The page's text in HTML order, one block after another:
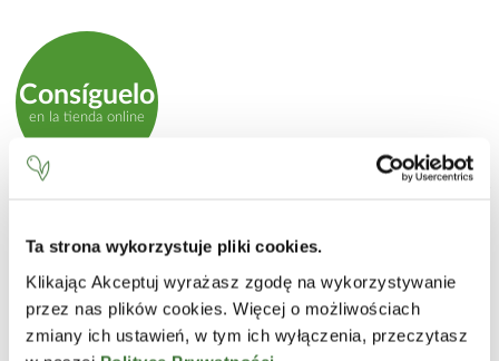
Ta strona wykorzystuje pliki cookies.
Klikając Akceptuj wyrażasz zgodę na wykorzystywanie
przez nas plików cookies. Więcej o możliwościach
zmiany ich ustawień, w tym ich wyłączenia, przeczytasz
Consíguelo
en la tienda online
Agitar antes de usar. Aplicar uniformemente sobre el cabello
lavado y secado con toalla. No enjuagar. También se puede
utilizar en cabello seco.
INCI